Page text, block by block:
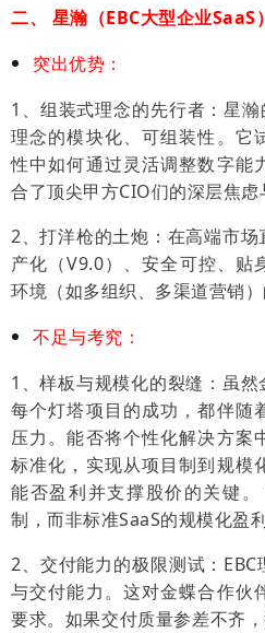
二、 星瀚（EBC大型企业SaaS
突出优势：
1、组装式理念的先行者：星
理念的模块化、可组装性。它
性中如何通过灵活调整数字能
合了顶尖甲方CIO们的深层焦虑
2、打洋枪的土炮：在高端市
产化（V9.0）、安全可控、贴
环境（如多组织、多渠道营销）
不足与考究：
1、样板与规模化的裂缝：虽
每个灯塔项目的成功，都伴随
压力。能否将个性化解决方案
标准化，实现从项目制到规模
能否盈利并支撑股价的关键。
制，而非标准SaaS的规模化盈利
2、交付能力的极限测试：
与交付能力。这对金蝶合作伙
要求。如果交付质量参差不齐